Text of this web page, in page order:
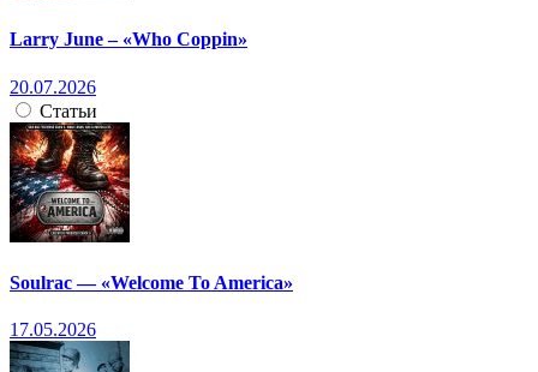
Larry June – «Who Coppin»
20.07.2026
Статьи
Soulrac — «Welcome To America»
17.05.2026